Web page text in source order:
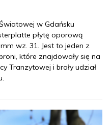
w Gdańsku
płytę oporową
wz. 31. Jest to jeden z
które znajdowały się na
Tranzytowej i brały udział